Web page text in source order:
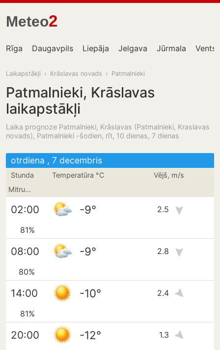
Meteo2
Rīga Daugavpils Liepāja Jelgava Jūrmala
Laikapstākļi › Krāslavas novads › Patmalnieki
Patmalnieki, Krāslavas
laikapstākļi
Laika prognoze Patmalnieki, Krāslavas (Patmalnieki, Kraslavas
novads), Patmalnieki -šodien, rīt, 10 dienas, 7 dienas
otrdiena , 7 decembris
Stunda Temperatūra °C
Vējš, m/s
Mitrums
02:00 -9° 2.5
81%
08:00 -9° 2.8
80%
14:00 -10° 2.4
81%
20:00 -12° 1.3